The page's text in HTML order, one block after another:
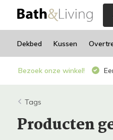
Dekbed Kussen
Bezoek onze winkel!
Tags
Producten